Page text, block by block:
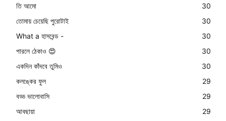
তি আমো
30
তোমায় চেয়েছি পুরোটাই
30
What a হাসবেন্ড -
30
পারলে ঠেকাও 😍
30
একদিন কাঁদবে তুমিও
30
কলঙ্কের ফুল
29
বড্ড ভালোবাসি
29
আবছায়া
29